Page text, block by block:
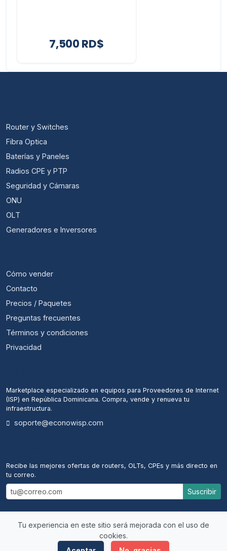
7,500 RD$
Tu experiencia en este sitio será mejorada con el uso de
cookies.
Router y Switches
Fibra Optica
Baterías y Paneles
Radios CPE y PTP
Seguridad y Cámaras
ONU
OLT
Generadores e Inversores
Cómo vender
Contacto
Precios / Paquetes
Preguntas frecuentes
Términos y condiciones
Privacidad
Marketplace especializado en equipos para Proveedores de Internet
(ISP) en República Dominicana. Compra, vende y renueva tu
infraestructura.
soporte@econowisp.com
Recibe las mejores ofertas de routers, OLTs, CPEs y más directo en
tu correo.
Suscribir
© 2026 econowisp. Todos los derechos reservados.